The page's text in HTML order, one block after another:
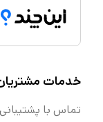
خدمات
تماس با پشتیبانی